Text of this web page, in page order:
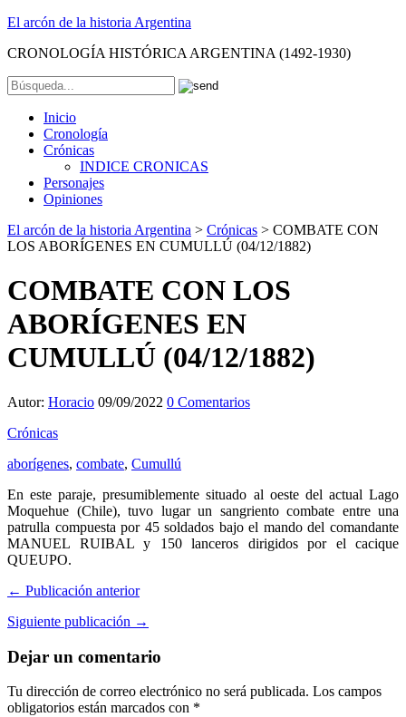
El arcón de la historia Argentina
CRONOLOGÍA HISTÓRICA ARGENTINA (1492-1930)
Inicio
Cronología
Crónicas
INDICE CRONICAS
Personajes
Opiniones
El arcón de la historia Argentina > Crónicas > COMBATE CON
LOS ABORÍGENES EN CUMULLÚ (04/12/1882)
COMBATE CON LOS
ABORÍGENES EN
CUMULLÚ (04/12/1882)
Autor: Horacio 09/09/2022 0 Comentarios
Crónicas
aborígenes, combate, Cumullú
En este paraje, presumiblemente situado al oeste del actual Lago
Moquehue (Chile), tuvo lugar un sangriento combate entre una
patrulla compuesta por 45 soldados bajo el mando del comandante
MANUEL RUIBAL y 150 lanceros dirigidos por el cacique
QUEUPO.
← Publicación anterior
Siguiente publicación →
Dejar un comentario
Tu dirección de correo electrónico no será publicada. Los campos
obligatorios están marcados con *